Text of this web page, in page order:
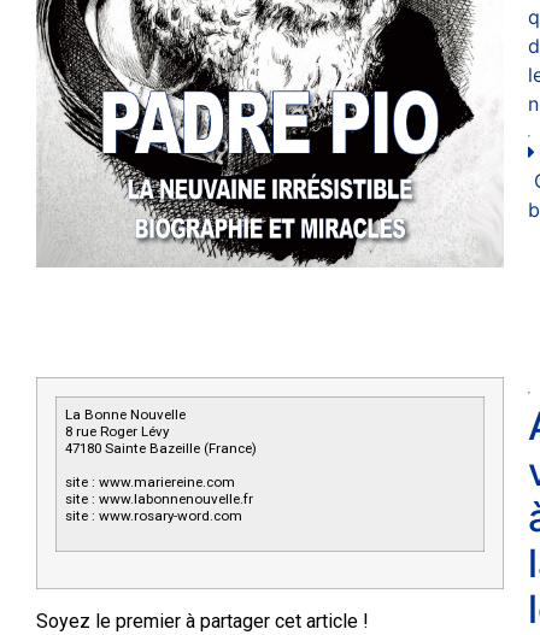
La Bonne Nouvelle
8 rue Roger Lévy
47180 Sainte Bazeille (France)
site : www.mariereine.com
site : www.labonnenouvelle.fr
site : www.rosary-word.com
Soyez le premier à partager cet article !